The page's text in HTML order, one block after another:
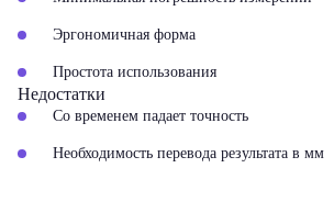
Эргономичная форма
Простота использования
Недостатки
Со временем падает точность
Необходимость перевода результата в мм